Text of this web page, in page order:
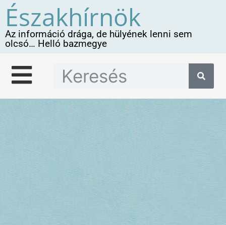
Északhírnök
Az információ drága, de hülyének lenni sem
olcsó… Helló bazmegye